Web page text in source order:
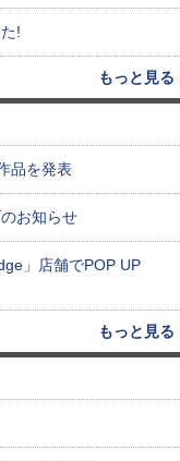
!
もっと見る
品を発表
お知らせ
」店舗でPOP UP
もっと見る